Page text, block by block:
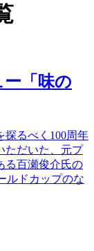
「味の
探るべく100周年
ただいた、元プ
る百瀬俊介氏の
ルドカップのな